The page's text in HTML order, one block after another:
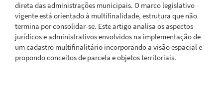
direta das administrações municipais. O marco legislativo
vigente está orientado à multifinalidade, estrutura que não
termina por consolidar-se. Este artigo analisa os aspectos
jurídicos e administrativos envolvidos na implementação de
um cadastro multifinalitário incorporando a visão espacial e
propondo conceitos de parcela e objetos territoriais.